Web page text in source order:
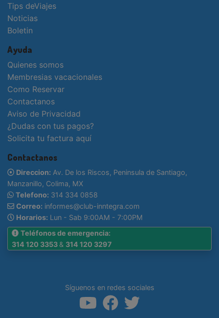
Tips deViajes
Noticias
Boletin
Ayuda
Quienes somos
Membresias vacacionales
Como Reservar
Contactanos
Aviso de Privacidad
¿Dudas con tus pagos?
Solicita tu factura aquí
Contactanos
Direccion: Av. De los Riscos, Peninsula de Santiago,
Manzanillo, Colima, MX
Telefono: 314 334 0858
Correo: informes@club-inntegra.com
Horarios: Lun - Sab 9:00AM - 7:00PM
Teléfonos de emergencia:
314 120 3353 & 314 120 3297
Síguenos en redes sociales